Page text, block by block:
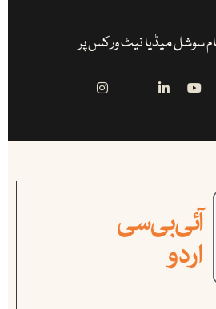
سوشل میڈیا نیٹ ورکس پر